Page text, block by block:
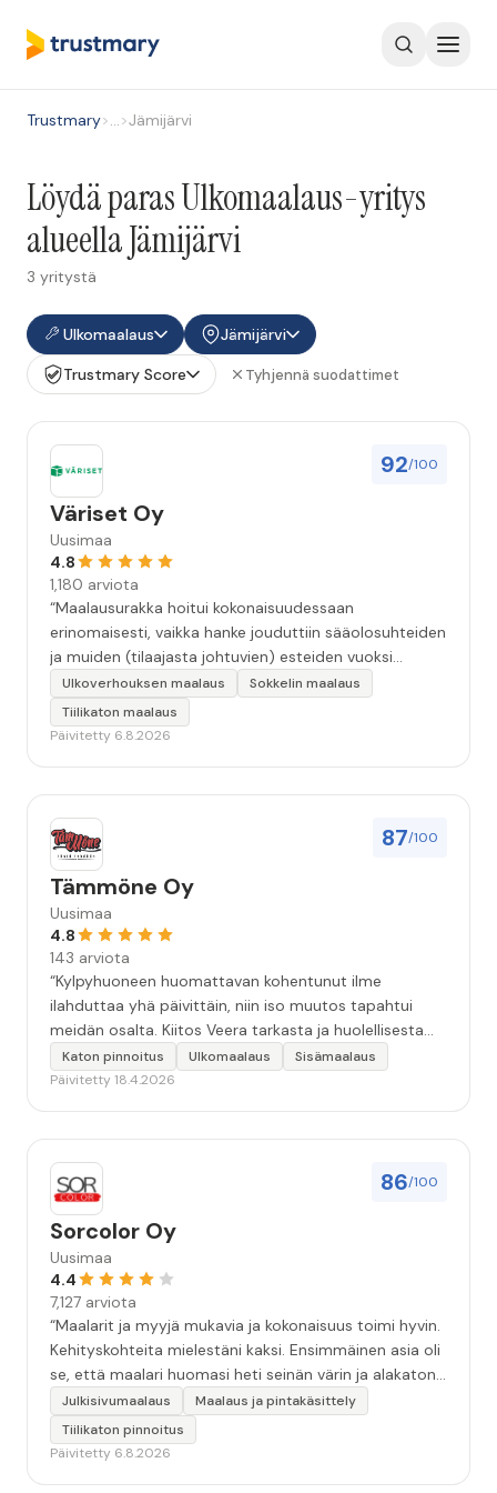
Trustmary>…>Jämijärvi
Löydä paras Ulkomaalaus-yritys
alueella Jämijärvi
3 yritystä
Ulkomaalaus
Jämijärvi
Trustmary Score
Tyhjennä suodattimet
92/100
Väriset Oy
Uusimaa
4.8
1,180 arviota
“Maalausurakka hoitui kokonaisuudessaan
erinomaisesti, vaikka hanke jouduttiin sääolosuhteiden
ja muiden (tilaajasta johtuvien) esteiden vuoksi
keskeyttämään n. 3 viikoksi. Maalaistulos on oikein
hyvä, yhteydenpito erinomaista, jälkityöt tehtiin
huolellisesti. Suosittelen. Erityiskiitos itse maalareille:
Ulkoverhouksen maalaus
Sokkelin maalaus
Tiilikaton maalaus
Päivitetty 6.8.2026
87/100
Tämmöne Oy
Uusimaa
4.8
143 arviota
“Kylpyhuoneen huomattavan kohentunut ilme
ilahduttaa yhä päivittäin, niin iso muutos tapahtui
meidän osalta. Kiitos Veera tarkasta ja huolellisesta
työstä, sekä ystävällisestä palvelusta!”
Katon pinnoitus Ulkomaalaus
Sisämaalaus
Päivitetty 18.4.2026
86/100
Sorcolor Oy
Uusimaa
4.4
7,127 arviota
“Maalarit ja myyjä mukavia ja kokonaisuus toimi hyvin.
Kehityskohteita mielestäni kaksi. Ensimmäinen asia oli
se, että maalari huomasi heti seinän värin ja alakaton
värin erot mitä en huomannut. Hyvä toki että siinä
kohtaa huomattu mutta toki optimaalisessa
tilanteessa myyjä olisi jo kiinnittänyt tähän huomiota.
Julkisivumaalaus
Maalaus ja pintakäsittely
Tiilikaton pinnoitus
Päivitetty 6.8.2026